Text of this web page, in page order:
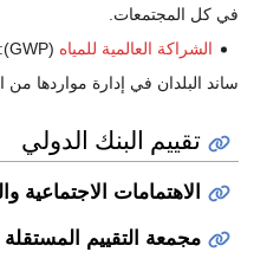
في كل المجتمعات.
الشراكة العالمية للمياه (GWP):
ساند البلدان في إدارة مواردها من
تقييم البنك الدولي
الاهتمامات الاجتماعية
مجمعة التقييم المستقلة